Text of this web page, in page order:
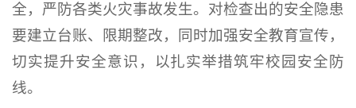
全，严防各类火灾事故发生。对检查出的安全隐患
要建立台账、限期整改，同时加强安全教育宣传，
切实提升安全意识，以扎实举措筑牢校园安全防
线。